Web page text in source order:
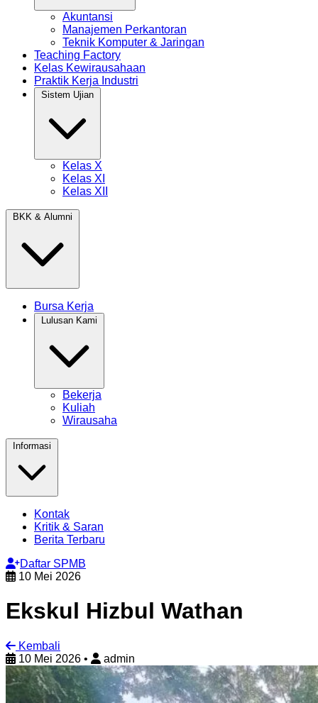
Akuntansi
Manajemen Perkantoran
Teknik Komputer & Jaringan
Teaching Factory
Kelas Kewirausahaan
Praktik Kerja Industri
Kelas X
Kelas XI
Kelas XII
Bursa Kerja
Bekerja
Kuliah
Wirausaha
Kontak
Kritik & Saran
Berita Terbaru
Daftar SPMB
10 Mei 2026
Ekskul Hizbul Wathan
Kembali
10 Mei 2026 • admin